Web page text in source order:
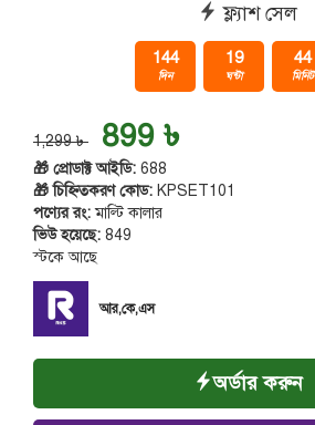
ফ্ল্যাশ সেল
144
দিন
19
ঘন্টা
44
মিনিট
1,299 ৳ 899 ৳
🎁 প্রোডাক্ট আইডি: 688
🎁 চিহ্নিতকরণ কোড: KPSET101
পণ্যের রং:মাল্টি কালার
ভিউ হয়েছে: 849
স্টকে আছে
আর,কে,এস
অর্ডার করুন